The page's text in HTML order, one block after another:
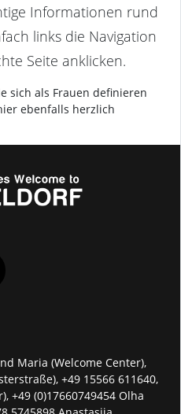
Informationen rund
links die Navigation
Seite anklicken.
sich als Frauen definieren
ebenfalls herzlich
Maria (Welcome Center),
+49 15566 611640,
+49 (0)17660749454 Olha